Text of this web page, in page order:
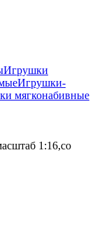
Игрушки
Игрушки-
мягконабивные
1:16,со